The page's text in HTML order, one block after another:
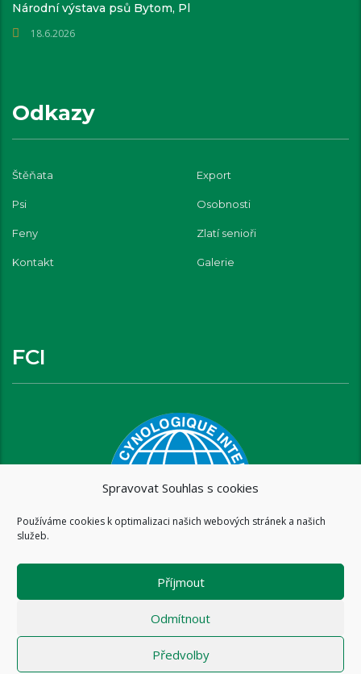
Spravovat Souhlas s cookies
Používáme cookies k optimalizaci našich webových stránek a našich
služeb.
Příjmout
Odmítnout
Předvolby
Národní výstava psů Bytom, Pl
18.6.2026
Odkazy
Štěňata Export
Psi Osobnosti
Feny Zlatí senioři
Kontakt Galerie
FCI
Copyright © 2016 www.brixispride.com |
- Tomáš Rak-Zásady cookies (EU)-Zásady ochrany osobních údajů